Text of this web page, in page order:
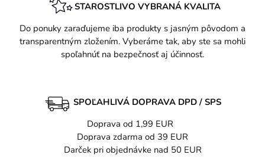
STAROSTLIVO VYBRANÁ KVALITA
Do ponuky zaraďujeme iba produkty s jasným pôvodom a
transparentným zložením. Vyberáme tak, aby ste sa mohli
spoľahnúť na bezpečnosť aj účinnosť.
SPOĽAHLIVÁ DOPRAVA DPD / SPS
Doprava od 1,99 EUR
Doprava zdarma od 39 EUR
Darček pri objednávke nad 50 EUR